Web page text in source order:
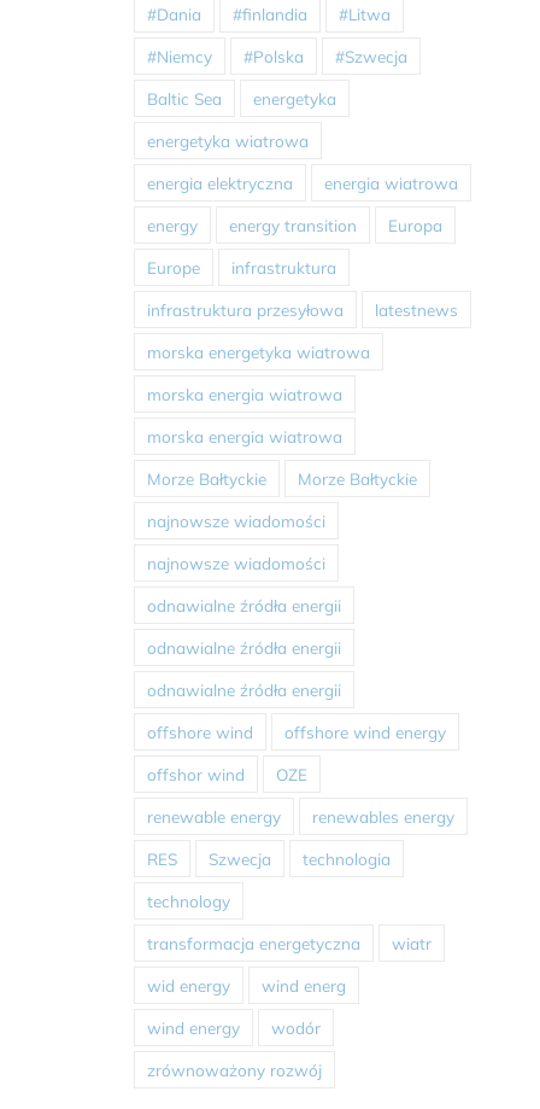
#Dania #finlandia #Litwa
#Niemcy #Polska #Szwecja
Baltic Sea energetyka
energetyka wiatrowa
energia elektryczna energia wiatrowa
energy energy transition Europa
Europe infrastruktura
infrastruktura przesyłowa latestnews
morska energetyka wiatrowa
morska energia wiatrowa
morska energia wiatrowa
Morze Bałtyckie Morze Bałtyckie
najnowsze wiadomości
najnowsze wiadomości
odnawialne źródła energii
odnawialne źródła energii
odnawialne źródła energii
offshore wind offshore wind energy
offshor wind OZE
renewable energy renewables energy
RES Szwecja technologia
technology
transformacja energetyczna wiatr
wid energy wind energ
wind energy wodór
zrównoważony rozwój